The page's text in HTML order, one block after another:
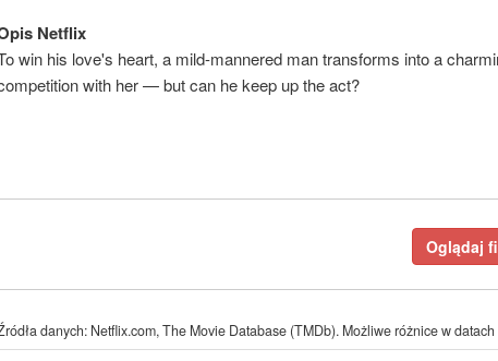
Netflix
win his love's heart, a mild-mannered man transforms into a
with her — but can he keep up the act?
Oglądaj
danych: Netflix.com, The Movie Database (TMDb). Możliwe różnice w